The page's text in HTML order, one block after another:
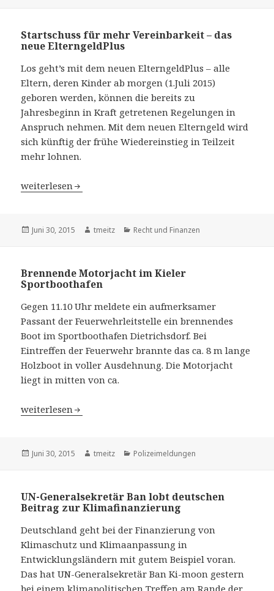
Startschuss für mehr Vereinbarkeit – das
neue ElterngeldPlus
Los geht’s mit dem neuen ElterngeldPlus – alle
Eltern, deren Kinder ab morgen (1.Juli 2015)
geboren werden, können die bereits zu
Jahresbeginn in Kraft getretenen Regelungen in
Anspruch nehmen. Mit dem neuen Elterngeld wird
sich künftig der frühe Wiedereinstieg in Teilzeit
mehr lohnen.
Startschuss für mehr Vereinbarkeit – das neue
weiterlesen
Veröffentlicht
Juni 30, 2015 Autor
tmeitz Kategorien
Recht und Finanzen
Brennende Motorjacht im Kieler
Sportboothafen
Gegen 11.10 Uhr meldete ein aufmerksamer
Passant der Feuerwehrleitstelle ein brennendes
Boot im Sportboothafen Dietrichsdorf. Bei
Eintreffen der Feuerwehr brannte das ca. 8 m lange
Holzboot in voller Ausdehnung. Die Motorjacht
liegt in mitten von ca.
Brennende Motorjacht im Kieler Sportboothafen
weiterlesen
Veröffentlicht
Juni 30, 2015 Autor
tmeitz Kategorien
Polizeimeldungen
UN-Generalsekretär Ban lobt deutschen
Beitrag zur Klimafinanzierung
Deutschland geht bei der Finanzierung von
Klimaschutz und Klimaanpassung in
Entwicklungsländern mit gutem Beispiel voran.
Das hat UN-Generalsekretär Ban Ki-moon gestern